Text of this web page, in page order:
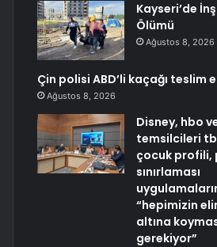
Kayseri’de
Ölümü
Ağustos 8, 2026
Çin polisi ABD’li kaçağı teslim
Ağustos 8, 2026
Disney, hbo
temsilcileri
çocuk profili,
sınırlaması
“hepimizin
altına
gerekiyor”